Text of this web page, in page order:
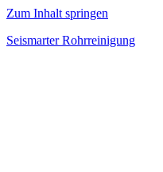
Zum Inhalt springen
Seismarter Rohrreinigung